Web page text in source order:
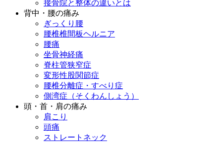
接骨院と整体の違いとは
背中・腰の痛み
ぎっくり腰
腰椎椎間板ヘルニア
腰痛
坐骨神経痛
脊柱管狭窄症
変形性股関節症
腰椎分離症・すべり症
側湾症（そくわんしょう）
頭・首・肩の痛み
肩こり
頭痛
ストレートネック